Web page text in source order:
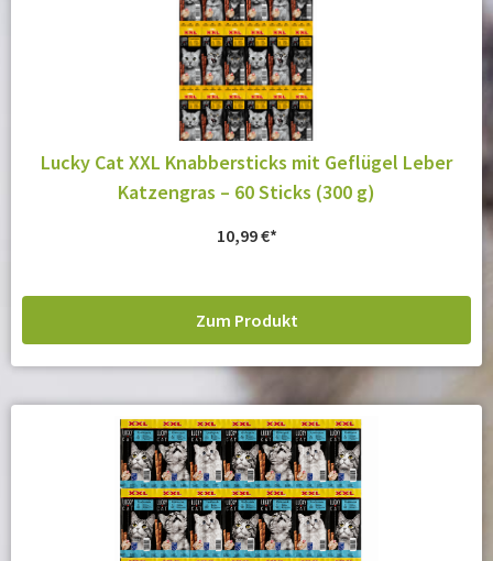
Lucky Cat XXL Knabbersticks mit Geflügel Leber
Katzengras – 60 Sticks (300 g)
10,99€
Zum Produkt